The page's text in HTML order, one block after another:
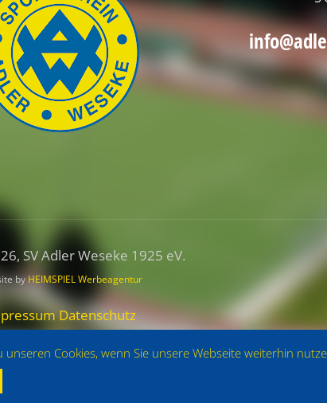
SV Adler Weseke 1925 eV.
byHEIMSPIEL Werbeagentur
Datenschutz
Cookies, wenn Sie unsere Webseite weiterhin